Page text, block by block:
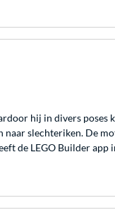
hij in divers poses
naar slechteriken. De
de LEGO Builder app